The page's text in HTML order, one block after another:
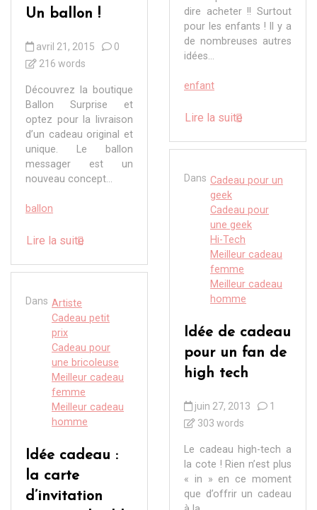
Un ballon !
avril 21, 2015
0
216 words
Découvrez la boutique
Ballon Surprise et
optez pour la livraison
d’un cadeau original et
unique. Le ballon
messager est un
nouveau concept...
ballon
Lire la suite
Dans Artiste
Cadeau petit
prix
Cadeau pour
une bricoleuse
Meilleur cadeau
femme
Meilleur cadeau
homme
Idée cadeau :
la carte
d’invitation
dire acheter !! Surtout
pour les enfants ! Il y a
de nombreuses autres
idées...
enfant
Lire la suite
Dans Cadeau pour un
geek
Cadeau pour
une geek
Hi-Tech
Meilleur cadeau
femme
Meilleur cadeau
homme
Idée de cadeau
pour un fan de
high tech
juin 27, 2013
1
303 words
Le cadeau high-tech a
la cote ! Rien n’est plus
« in » en ce moment
que d’offrir un cadeau